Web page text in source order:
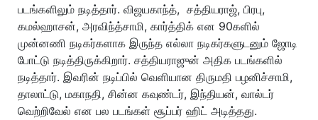
படங்களிலும் நடித்தார். விஜயகாந்த், சத்தியராஜ், பிரபு,
கமல்ஹாசன், அரவிந்த்சாமி, கார்த்திக் என 90களில்
முன்னணி நடிகர்களாக இருந்த எல்லா நடிகர்களுடனும் ஜோடி
போட்டு நடித்திருக்கிறார். சத்தியராஜுன் அதிக படங்களில்
நடித்தார். இவரின் நடிப்பில் வெளியான திருமதி பழனிச்சாமி,
தாலாட்டு, மகாநதி, சின்ன கவுண்டர், இந்தியன், வால்டர்
வெற்றிவேல் என பல படங்கள் சூப்பர் ஹிட் அடித்தது.